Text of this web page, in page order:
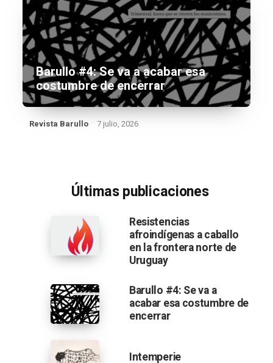
Barullo #4: Se va a acabar esa
costumbre de encerrar
Revista Barullo 7 julio, 2026
Últimas publicaciones
Resistencias
afroindígenas a caballo
en la frontera norte de
Uruguay
Barullo #4: Se va a
acabar esa costumbre de
encerrar
Intemperie